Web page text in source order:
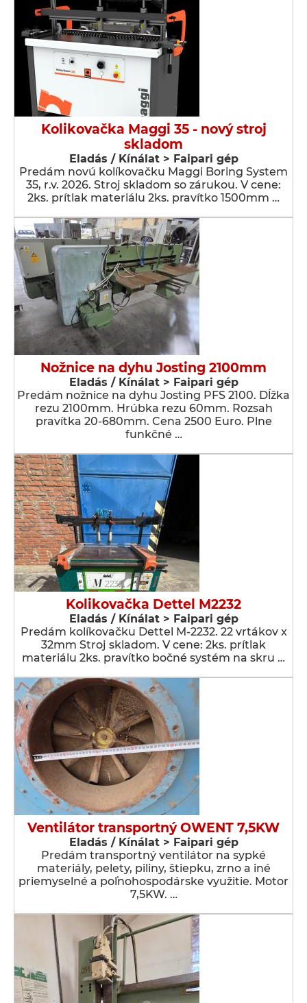
Kolikovačka Maggi 35 - nový stroj
skladom
Eladás / Kínálat > Faipari gép
Predám novú kolíkovačku Maggi Boring System
35, r.v. 2026. Stroj skladom so zárukou. V cene:
2ks. prítlak materiálu 2ks. pravítko 1500mm …
Nožnice na dyhu Josting 2100mm
Eladás / Kínálat > Faipari gép
Predám nožnice na dyhu Josting PFS 2100. Dĺžka
rezu 2100mm. Hrúbka rezu 60mm. Rozsah
pravítka 20-680mm. Cena 2500 Euro. Plne
funkčné …
Kolikovačka Dettel M2232
Eladás / Kínálat > Faipari gép
Predám kolíkovačku Dettel M-2232. 22 vrtákov x
32mm Stroj skladom. V cene: 2ks. prítlak
materiálu 2ks. pravítko bočné systém na skru …
Ventilátor transportný OWENT 7,5KW
Eladás / Kínálat > Faipari gép
Predám transportný ventilátor na sypké
materiály, pelety, piliny, štiepku, zrno a iné
priemyselné a poľnohospodárske využitie. Motor
7,5KW. …